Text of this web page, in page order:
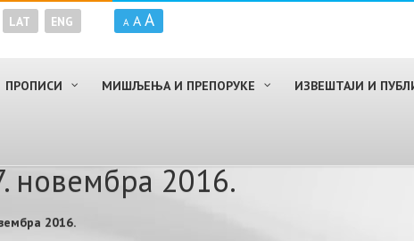
LAT ENG A A A
ПРОПИСИ МИШЉЕЊА И ПРЕПОРУКЕ ИЗВЕШТАЈИ И
новембра 2016.
2016.